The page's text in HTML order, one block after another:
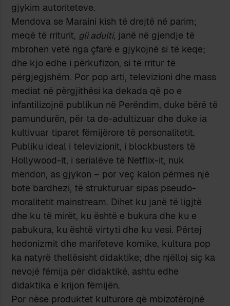
gjykim autoriteteve.
Mendova se Maraini kish të drejtë në parim;
meqë të rriturit, gli adulti, janë në gjendje të
mbrohen vetë nga çfarë e gjykojnë si të keqe;
dhe kjo edhe i përkufizon, si të rritur të
përgjegjshëm. Por pop arti, televizioni dhe mass
mediat në përgjithësi ka dekada që po e
infantilizojnë publikun në Perëndim, duke bërë të
pamundurën, për ta de-adultizuar dhe duke ia
kultivuar tiparet fëmijërore të personalitetit.
Publiku ideal i televizionit, i blockbusters të
Hollywood-it, i serialëve të Netflix-it, nuk
mendon, as gjykon – por veç kalon përmes një
bote bardhezi, të strukturuar sipas pseudo-
moralitetit mainstream. Dihet ku janë të ligjtë
dhe ku të mirët, ku është e bukura dhe ku e
pabukura, ku është virtyti dhe ku vesi. Përtej
hedonizmit dhe marifeteve komike, kultura pop
ka natyrë thellësisht didaktike; dhe njëlloj siç ka
nevojë fëmija për didaktikë, ashtu edhe
didaktika e krijon fëmijën.
Por nëse produktet kulturore që mbizotërojnë